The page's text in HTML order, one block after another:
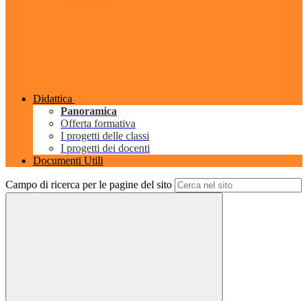
Didattica
Panoramica
Offerta formativa
I progetti delle classi
I progetti dei docenti
Documenti Utili
Campo di ricerca per le pagine del sito